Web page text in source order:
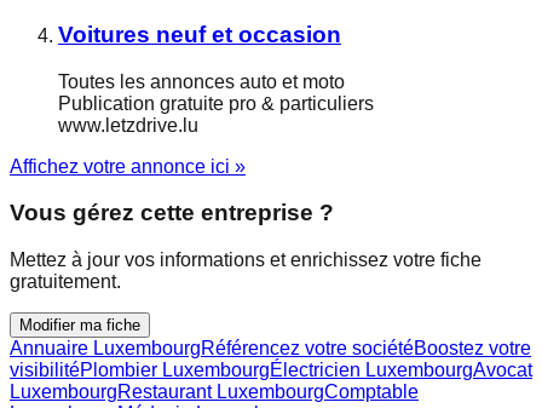
Voitures neuf et occasion
Toutes les annonces auto et moto
Publication gratuite pro & particuliers
www.letzdrive.lu
Affichez votre annonce ici »
Vous gérez cette entreprise ?
Mettez à jour vos informations et enrichissez votre fiche
gratuitement.
Modifier ma fiche
Annuaire LuxembourgRéférencez votre sociétéBoostez votre
visibilitéPlombier LuxembourgÉlectricien LuxembourgAvocat
LuxembourgRestaurant LuxembourgComptable